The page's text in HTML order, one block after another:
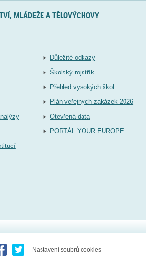
MLÁDEŽE A TĚLOVÝCHOVY
Důležité odkazy
Školský rejstřík
Přehled vysokých škol
Plán veřejných zakázek 2026
Otevřená data
PORTÁL YOUR EUROPE
Nastavení soubrů cookies